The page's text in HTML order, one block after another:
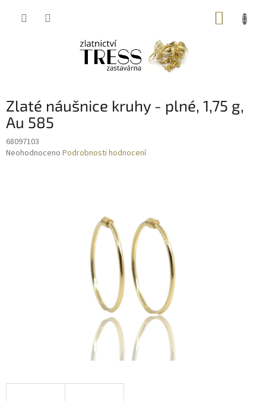
Zlaté náušnice kruhy - plné, 1,75 g,
Au 585
68097103
Průměrné
Neohodnoceno Podrobnosti hodnocení